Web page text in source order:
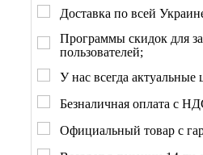
Доставка по всей
Программы скидок для
пользователей;
У нас всегда актуальные
Безналичная оплата с
Официальный товар с